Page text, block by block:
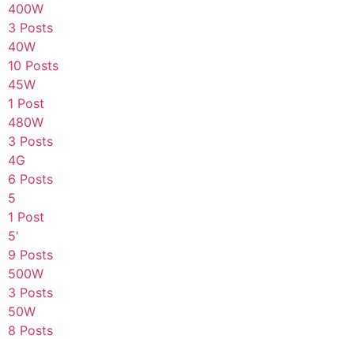
400W
3 Posts
40W
10 Posts
45W
1 Post
480W
3 Posts
4G
6 Posts
5
1 Post
5'
9 Posts
500W
3 Posts
50W
8 Posts